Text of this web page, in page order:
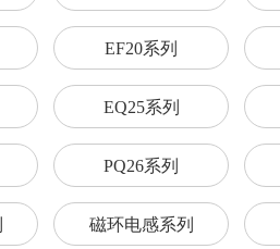
EF20系列
EQ25系列
PQ26系列
磁环电感系列